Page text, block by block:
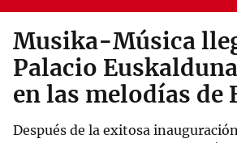
Musika-Música
Palacio
en las melodías de
Después de la exitosa